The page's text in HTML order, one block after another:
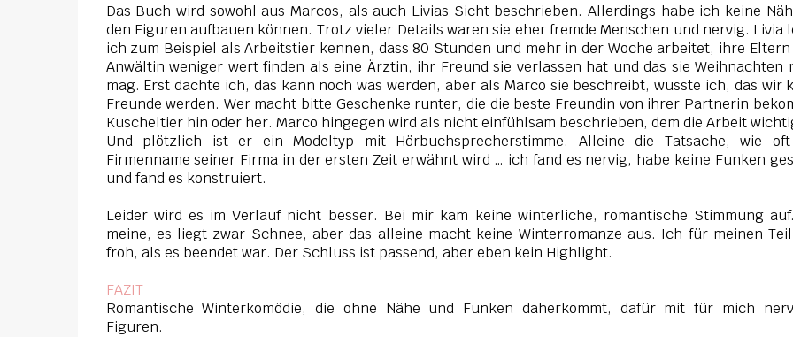
Das Buch wird sowohl aus Marcos, als auch Livias Sicht beschrieben. Allerdings habe ich keine
den Figuren aufbauen können. Trotz vieler Details waren sie eher fremde Menschen und nervig. Livia
ich zum Beispiel als Arbeitstier kennen, dass 80 Stunden und mehr in der Woche arbeitet, ihre Eltern
Anwältin weniger wert finden als eine Ärztin, ihr Freund sie verlassen hat und das sie Weihnachten
mag. Erst dachte ich, das kann noch was werden, aber als Marco sie beschreibt, wusste ich, das wir
Freunde werden. Wer macht bitte Geschenke runter, die die beste Freundin von ihrer Partnerin
Kuscheltier hin oder her. Marco hingegen wird als nicht einfühlsam beschrieben, dem die Arbeit
Und plötzlich ist er ein Modeltyp mit Hörbuchsprecherstimme. Alleine die Tatsache, wie
Firmenname seiner Firma in der ersten Zeit erwähnt wird … ich fand es nervig, habe keine Funken
und fand es konstruiert.
Leider wird es im Verlauf nicht besser. Bei mir kam keine winterliche, romantische Stimmung
meine, es liegt zwar Schnee, aber das alleine macht keine Winterromanze aus. Ich für meinen
froh, als es beendet war. Der Schluss ist passend, aber eben kein Highlight.
FAZIT
Romantische Winterkomödie, die ohne Nähe und Funken daherkommt, dafür mit für mich
Figuren.